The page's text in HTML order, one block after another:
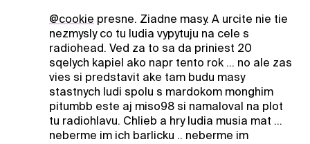
@cookie presne. Ziadne masy. A urcite nie tie
nezmysly co tu ludia vypytuju na cele s
radiohead. Ved za to sa da priniest 20
sqelych kapiel ako napr tento rok ... no ale zas
vies si predstavit ake tam budu masy
stastnych ludi spolu s mardokom monghim
pitumbb este aj miso98 si namaloval na plot
tu radiohlavu. Chlieb a hry ludia musia mat ...
neberme im ich barlicku .. neberme im